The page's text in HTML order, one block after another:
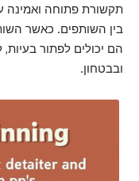
תקשורת פתוחה ואמינה
בין השותפים. כאשר
הם יכולים לפתור
ובבטחון.